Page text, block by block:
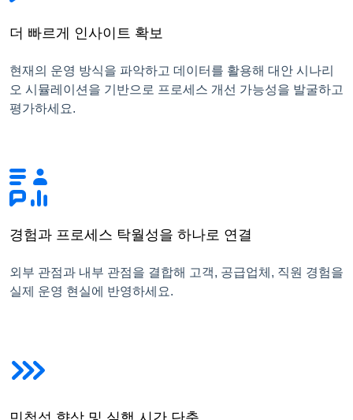
더 빠르게 인사이트 확보
현재의 운영 방식을 파악하고 데이터를 활용해 대안 시나리
오 시뮬레이션을 기반으로 프로세스 개선 가능성을 발굴하고
평가하세요.
경험과 프로세스 탁월성을 하나로 연결
외부 관점과 내부 관점을 결합해 고객, 공급업체, 직원 경험을
실제 운영 현실에 반영하세요.